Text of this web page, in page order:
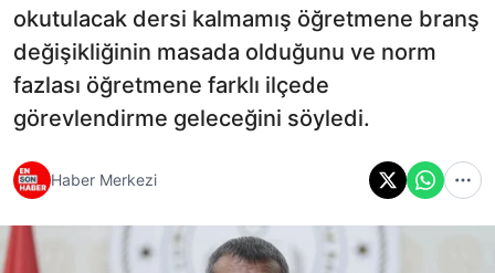
okutulacak dersi kalmamış öğretmene branş
değişikliğinin masada olduğunu ve norm
fazlası öğretmene farklı ilçede
görevlendirme geleceğini söyledi.
Haber Merkezi